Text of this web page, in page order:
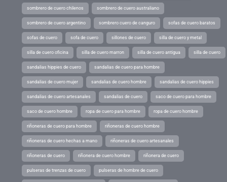
sombrero de cuero chilenos sombrero de cuero australiano
sombrero de cuero argentino sombrero cuero de canguro sofas de cuero baratos
sofas de cuero sofa de cuero sillones de cuero silla de cuero y metal
silla de cuero oficina silla de cuero marron silla de cuero antigua silla de cuero
sandalias hippies de cuero sandalias de cuero para hombre
sandalias de cuero mujer sandalias de cuero hombre sandalias de cuero hippies
sandalias de cuero artesanales sandalias de cuero saco de cuero para hombre
saco de cuero hombre ropa de cuero para hombre ropa de cuero hombre
riñoneras de cuero para hombre riñoneras de cuero hombre
riñoneras de cuero hechas a mano riñoneras de cuero artesanales
riñoneras de cuero riñonera de cuero hombre riñonera de cuero
pulseras de trenzas de cuero pulseras de hombre de cuero